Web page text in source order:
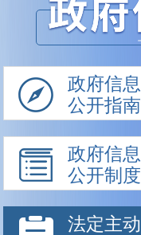
政府信息
公开指南
政府信息
公开制度
法定主动